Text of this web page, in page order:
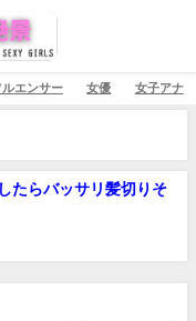
ルエンサー 女優 女子アナ
たらバッサリ髪切りそ